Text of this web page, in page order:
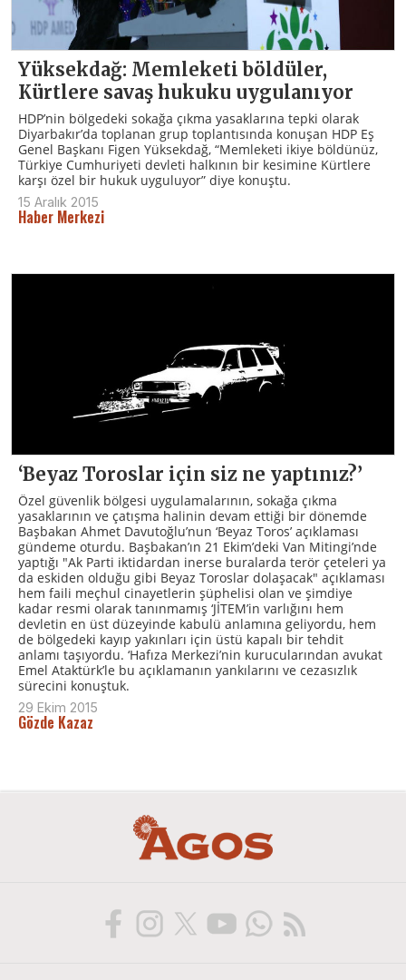
Yüksekdağ: Memleketi böldüler,
Kürtlere savaş hukuku uygulanıyor
HDP’nin bölgedeki sokağa çıkma yasaklarına tepki olarak
Diyarbakır’da toplanan grup toplantısında konuşan HDP Eş
Genel Başkanı Figen Yüksekdağ, “Memleketi ikiye böldünüz,
Türkiye Cumhuriyeti devleti halkının bir kesimine Kürtlere
karşı özel bir hukuk uyguluyor” diye konuştu.
15 Aralık 2015
Haber Merkezi
‘Beyaz Toroslar için siz ne yaptınız?’
Özel güvenlik bölgesi uygulamalarının, sokağa çıkma
yasaklarının ve çatışma halinin devam ettiği bir dönemde
Başbakan Ahmet Davutoğlu’nun ‘Beyaz Toros’ açıklaması
gündeme oturdu. Başbakan’ın 21 Ekim’deki Van Mitingi’nde
yaptığı "Ak Parti iktidardan inerse buralarda terör çeteleri ya
da eskiden olduğu gibi Beyaz Toroslar dolaşacak" açıklaması
hem faili meçhul cinayetlerin şüphelisi olan ve şimdiye
kadar resmi olarak tanınmamış ‘JİTEM’in varlığını hem
devletin en üst düzeyinde kabulü anlamına geliyordu, hem
de bölgedeki kayıp yakınları için üstü kapalı bir tehdit
anlamı taşıyordu. ‘Hafıza Merkezi’nin kurucularından avukat
Emel Ataktürk’le bu açıklamanın yankılarını ve cezasızlık
sürecini konuştuk.
29 Ekim 2015
Gözde Kazaz